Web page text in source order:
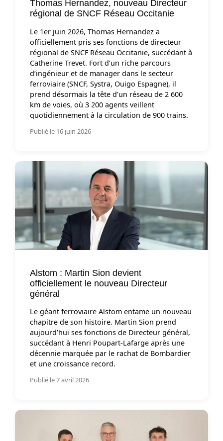
Thomas Hernandez, nouveau Directeur
régional de SNCF Réseau Occitanie
Le 1er juin 2026, Thomas Hernandez a
officiellement pris ses fonctions de directeur
régional de SNCF Réseau Occitanie, succédant à
Catherine Trevet. Fort d’un riche parcours
d’ingénieur et de manager dans le secteur
ferroviaire (SNCF, Systra, Ouigo Espagne), il
prend désormais la tête d’un réseau de 2 600
km de voies, où 3 200 agents veillent
quotidiennement à la circulation de 900 trains.
Publié le 16 juin 2026
Alstom : Martin Sion devient
officiellement le nouveau Directeur
général
Le géant ferroviaire Alstom entame un nouveau
chapitre de son histoire. Martin Sion prend
aujourd’hui ses fonctions de Directeur général,
succédant à Henri Poupart-Lafarge après une
décennie marquée par le rachat de Bombardier
et une croissance record.
Publié le 7 avril 2026